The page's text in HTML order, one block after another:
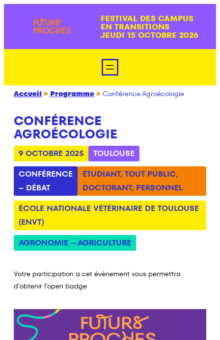
FESTIVAL DES CAMPUS
EN TRANSITIONS
JEUDI 15 OCTOBRE 2026
Accueil > Programme > Conférence Agroécologie
CONFÉRENCE
AGROÉCOLOGIE
9 OCTOBRE 2025
TOULOUSE
CONFÉRENCE
– DÉBAT
ÉTUDIANT, TOUT PUBLIC,
DOCTORANT, PERSONNEL
ÉCOLE NATIONALE VÉTÉRINAIRE DE TOULOUSE
(ENVT)
AGRONOMIE – AGRICULTURE
Votre participation a cet évènement vous permettra
d’obtenir l’open badge